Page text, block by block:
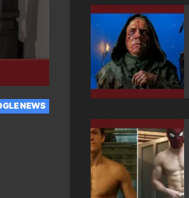
NEWS